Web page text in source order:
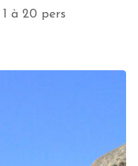
à 20 pers